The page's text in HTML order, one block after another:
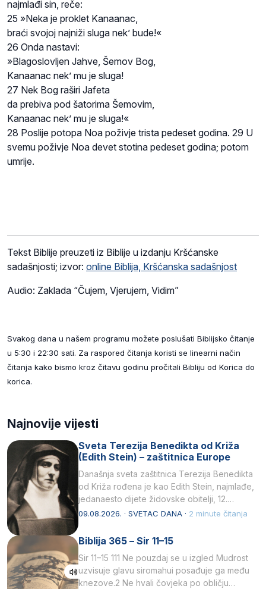
najmlađi sin, reče:
25 »Neka je proklet Kanaanac,
braći svojoj najniži sluga nek’ bude!«
26 Onda nastavi:
»Blagoslovljen Jahve, Šemov Bog,
Kanaanac nek’ mu je sluga!
27 Nek Bog raširi Jafeta
da prebiva pod šatorima Šemovim,
Kanaanac nek’ mu je sluga!«
28 Poslije potopa Noa poživje trista pedeset godina. 29 U
svemu poživje Noa devet stotina pedeset godina; potom
umrije.
Tekst Biblije preuzeti iz Biblije u izdanju Kršćanske
sadašnjosti; izvor: online Biblija, Kršćanska sadašnjost
Audio: Zaklada “Čujem, Vjerujem, Vidim”
Svakog dana u našem programu možete poslušati Biblijsko čitanje
u 5:30 i 22:30 sati. Za raspored čitanja koristi se linearni način
čitanja kako bismo kroz čitavu godinu pročitali Bibliju od Korica do
korica.
Najnovije vijesti
Sveta Terezija Benedikta od Križa
(Edith Stein) – zaštitnica Europe
Današnja sveta zaštitnica Terezija Benedikta
od Križa rođena je kao Edith Stein, najmlađe,
jedanaesto dijete židovske obitelji, 12.
listopada 1891, u Wrocławu…
09.08.2026. · SVETAC DANA · 2 minute čitanja
Biblija 365 – Sir 11–15
Sir 11–15 111 Ne pouzdaj se u izgled Mudrost
uzvisuje glavu siromahui posađuje ga među
knezove.2 Ne hvali čovjeka po obličju